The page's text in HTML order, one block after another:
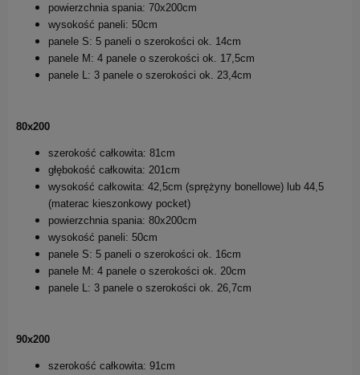
powierzchnia spania: 70x200cm
wysokość paneli: 50cm
panele S: 5 paneli o szerokości ok. 14cm
panele M: 4 panele o szerokości ok. 17,5cm
panele L: 3 panele o szerokości ok. 23,4cm
80x200
szerokość całkowita: 81cm
głębokość całkowita: 201cm
wysokość całkowita: 42,5cm (sprężyny bonellowe) lub 44,5
(materac kieszonkowy pocket)
powierzchnia spania: 80x200cm
wysokość paneli: 50cm
panele S: 5 paneli o szerokości ok. 16cm
panele M: 4 panele o szerokości ok. 20cm
panele L: 3 panele o szerokości ok. 26,7cm
90x200
szerokość całkowita: 91cm